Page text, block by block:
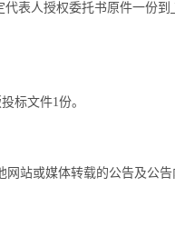
表人授权委托书原件一份到
标文件1份。
网站或媒体转载的公告及公